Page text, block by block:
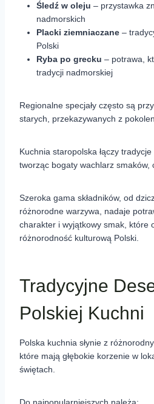
Śledź w oleju – przystawka
nadmorskich
Placki ziemniaczane –
Polski
Ryba po grecku – potrawa,
tradycji nadmorskiej
Regionalne specjały często są
starych, przekazywanych z
Kuchnia staropolska łączy
tworząc bogaty wachlarz smaków,
Szeroka gama składników, od
różnorodne warzywa, nadaje
charakter i wyjątkowy smak, które
różnorodność kulturową Polski.
Tradycyjne
Polskiej Kuchni
Polska kuchnia słynie z
które mają głębokie korzenie w
świętach.